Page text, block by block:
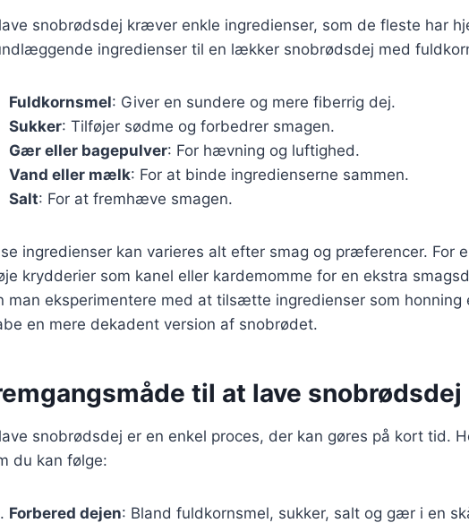
snobrødsdej kræver enkle ingredienser, som de fleste har
ingredienser til en lækker snobrødsdej med
Fuldkornsmel: Giver en sundere og mere fiberrig dej.
Sukker: Tilføjer sødme og forbedrer smagen.
Gær eller bagepulver: For hævning og luftighed.
Vand eller mælk: For at binde ingredienserne sammen.
Salt: For at fremhæve smagen.
ingredienser kan varieres alt efter smag og præferencer. For
krydderier som kanel eller kardemomme for en ekstra
man eksperimentere med at tilsætte ingredienser som honning
en mere dekadent version af snobrødet.
til at lave snobrødsdej
snobrødsdej er en enkel proces, der kan gøres på kort tid.
du kan følge:
Forbered dejen: Bland fuldkornsmel, sukker, salt og gær i en